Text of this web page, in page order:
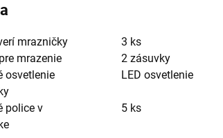
mrazničky
3 ks
mrazenie
2 zásuvky
osvetlenie
LED osvetlenie
police v
5 ks